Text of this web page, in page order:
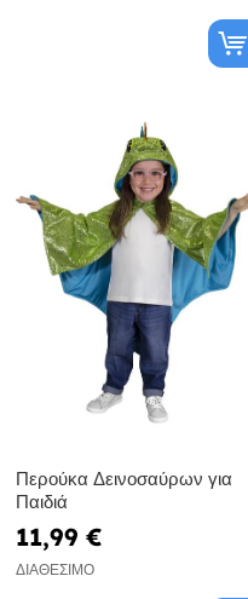
Περούκα Δεινοσαύρων για
Παιδιά
11,99 €
ΔΙΑΘΈΣΙΜΟ